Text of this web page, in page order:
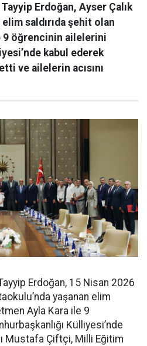
Erdoğan, Ayser Çalık
saldırıda şehit olan
9 öğrencinin ailelerini
kabul ederek
ve ailelerin acısını
Erdoğan, 15 Nisan 2026
yaşanan elim
Ayla Kara ile 9
Külliyesi’nde
Mustafa Çiftçi, Milli Eğitim